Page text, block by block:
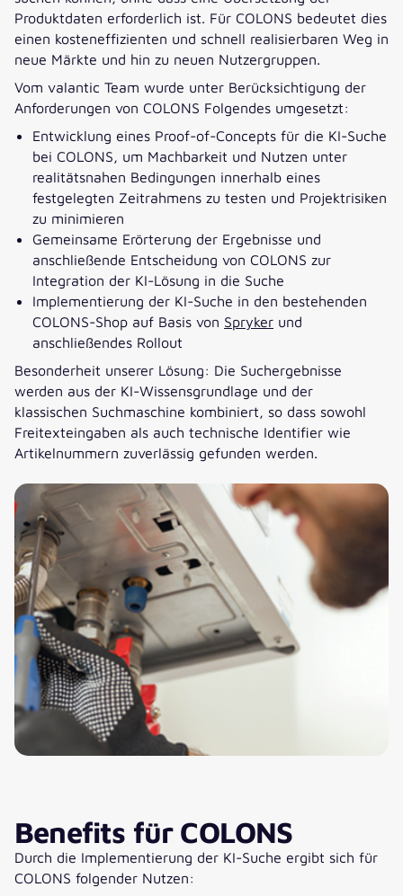
Produktdaten erforderlich ist. Für COLONS bedeutet dies
einen kosteneffizienten und schnell realisierbaren Weg in
neue Märkte und hin zu neuen Nutzergruppen.
Vom valantic Team wurde unter Berücksichtigung der
Anforderungen von COLONS Folgendes umgesetzt:
Entwicklung eines Proof-of-Concepts für die KI-Suche
bei COLONS, um Machbarkeit und Nutzen unter
realitätsnahen Bedingungen innerhalb eines
festgelegten Zeitrahmens zu testen und Projektrisiken
zu minimieren
Gemeinsame Erörterung der Ergebnisse und
anschließende Entscheidung von COLONS zur
Integration der KI-Lösung in die Suche
Implementierung der KI-Suche in den bestehenden
COLONS-Shop auf Basis von Spryker und
anschließendes Rollout
Besonderheit unserer Lösung: Die Suchergebnisse
werden aus der KI-Wissensgrundlage und der
klassischen Suchmaschine kombiniert, so dass sowohl
Freitexteingaben als auch technische Identifier wie
Artikelnummern zuverlässig gefunden werden.
Benefits für COLONS
Durch die Implementierung der KI-Suche ergibt sich für
COLONS folgender Nutzen: